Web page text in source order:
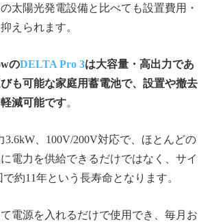
太陽光発電設備と比べても設置費用・
えられます。
のDELTA Pro 3は大容量・高出力であ
も可能な家庭用蓄電池で、設置や撤去
減可能です。
3.6kW、100V/200V対応で、ほとんどの
電力を供給できるだけではなく、サイ
で約11年という長寿命となります。
電源を入れるだけで使用でき、毎月お